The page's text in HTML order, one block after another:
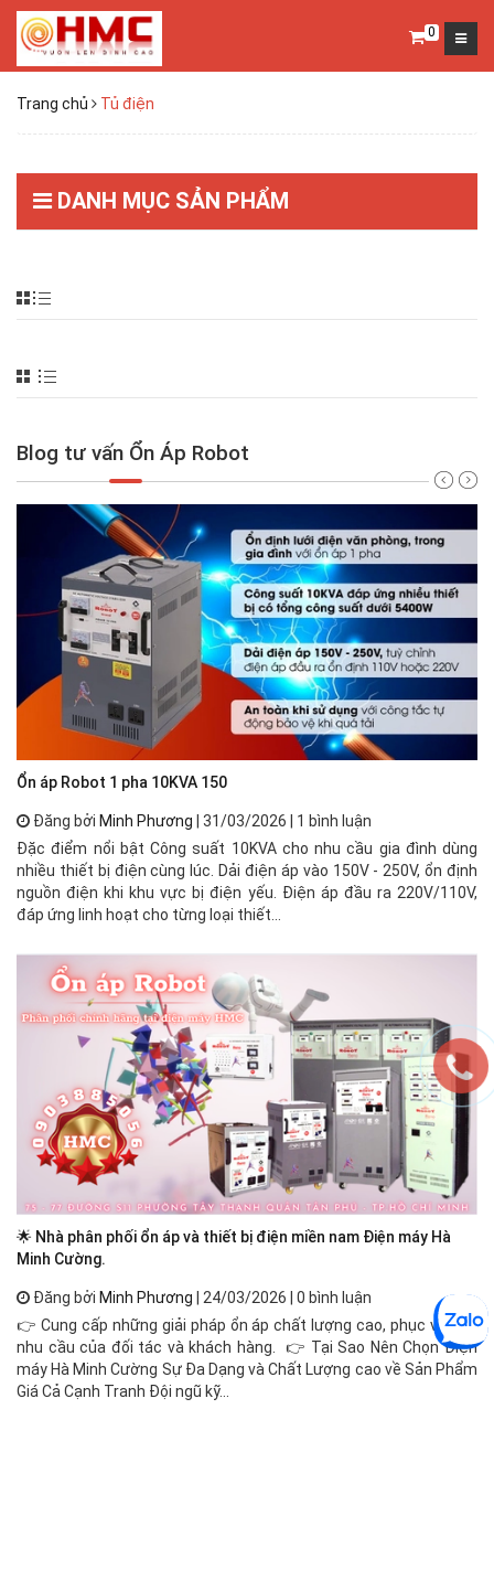
0
Trang chủ Tủ điện
DANH MỤC SẢN PHẨM
Blog tư vấn Ổn Áp Robot
Ổn áp Robot 1 pha 10KVA 150
Đăng bởi Minh Phương | 31/03/2026 | 1 bình luận
Đặc điểm nổi bật Công suất 10KVA cho nhu cầu gia đình dùng
nhiều thiết bị điện cùng lúc. Dải điện áp vào 150V - 250V, ổn định
nguồn điện khi khu vực bị điện yếu. Điện áp đầu ra 220V/110V,
đáp ứng linh hoạt cho từng loại thiết...
🌟 Nhà phân phối ổn áp và thiết bị điện miền nam Điện máy Hà
Minh Cường.
Đăng bởi Minh Phương | 24/03/2026 | 0 bình luận
👉 Cung cấp những giải pháp ổn áp chất lượng cao, phục vụ mọi
nhu cầu của đối tác và khách hàng. 👉 Tại Sao Nên Chọn Điện
máy Hà Minh Cường Sự Đa Dạng và Chất Lượng cao về Sản Phẩm
Giá Cả Cạnh Tranh Đội ngũ kỹ...